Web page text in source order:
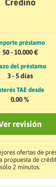
Credino
préstamo
50 - 10.000 €
del préstamo
3 - 5 días
TAE desde
0.00 %
revisión
ofertas de
propuesta de
sólo 2 minutos.